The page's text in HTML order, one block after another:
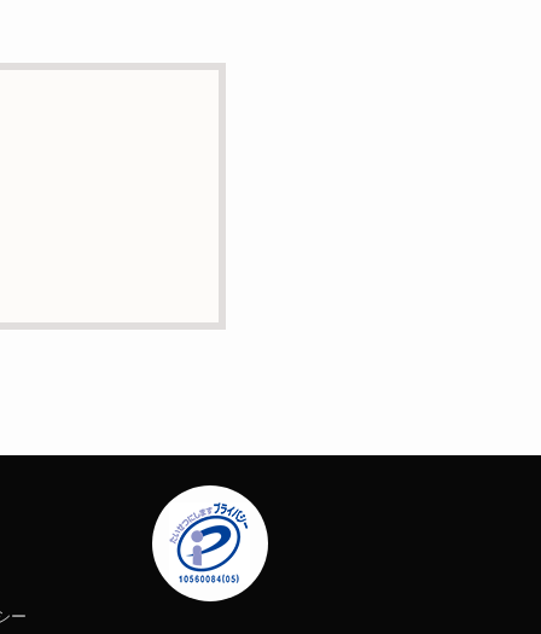
はありません。
務委託の目的で委託す
追加または削除・利用
する個人情報は一切含ま
ー